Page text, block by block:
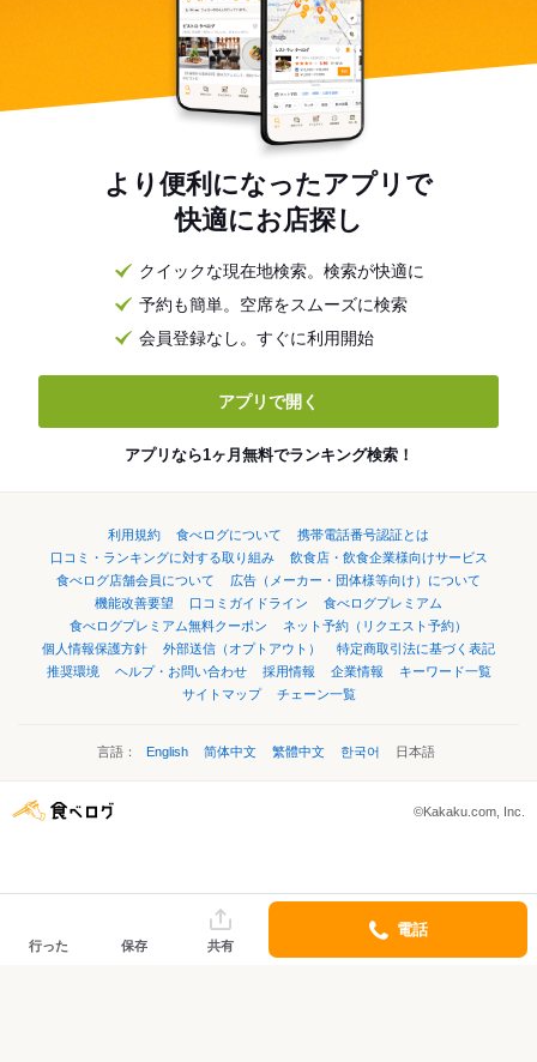
より便利になったアプリで
快適にお店探し
クイックな現在地検索。検索が快適に
予約も簡単。空席をスムーズに検索
会員登録なし。すぐに利用開始
アプリで開く
アプリなら1ヶ月無料でランキング検索！
利用規約 食べログについて
携帯電話番号認証とは
口コミ・ランキングに対する取り組み
飲食店・飲食企業様向けサービス
食べログ店舗会員について
広告（メーカー・団体様等向け）について
機能改善要望
口コミガイドライン
食べログプレミアム
食べログプレミアム無料クーポン
ネット予約（リクエスト予約）
個人情報保護方針
外部送信（オプトアウト）
特定商取引法に基づく表記
推奨環境
ヘルプ・お問い合わせ 採用情報 企業情報
キーワード一覧
サイトマップ
チェーン一覧
言語： English 简体中文 繁體中文 한국어 日本語
©Kakaku.com, Inc.
行った 保存 共有
電話